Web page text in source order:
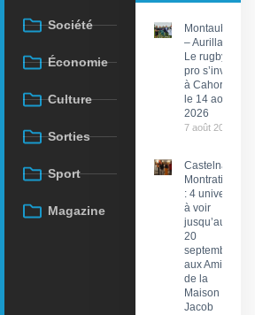
Société
Économie
Culture
Sorties
Sport
Magazine
Montauban
– Aurillac :
Le rugby
pro s’invite
à Cahors
le 14 août
2026
7 août 2026
Castelnau-
Montratier
: 4 univers
à voir
jusqu’au
20
septembre
aux Amis
de la
Maison
Jacob